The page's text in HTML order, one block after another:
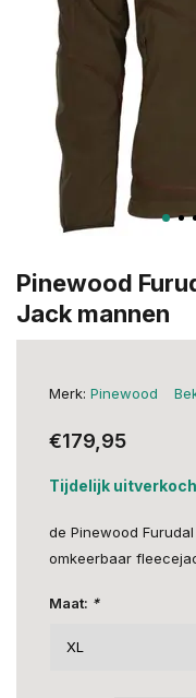
Pinewood
Jack mannen
Merk: Pinewood
€179,95
Tijdelijk
de Pinewood
omkeerbaar
Maat: *